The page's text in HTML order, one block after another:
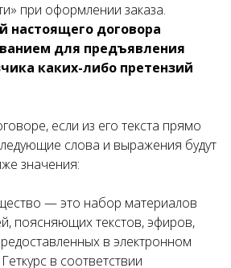
при оформлении заказа.
настоящего договора
для предъявления
каких-либо претензий
если из его текста прямо
слова и выражения будут
значения:
— это набор материалов
поясняющих текстов, эфиров,
в электронном
в соответствии